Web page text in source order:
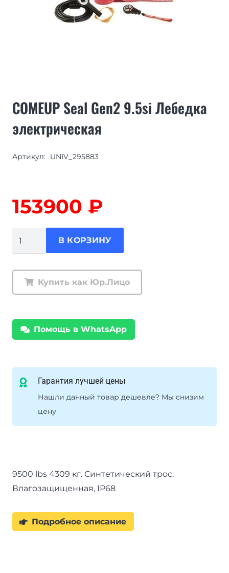
COMEUP Seal Gen2 9.5si Лебедка
электрическая
Артикул: UNIV_295883
153900 ₽
Seal
Gen2
Лебедка
электрическая
В КОРЗИНУ
Купить как Юр.Лицо
Помощь в WhatsApp
Гарантия лучшей цены
Нашли данный товар дешевле? Мы снизим
цену
9500 lbs 4309 кг. Синтетический трос.
Влагозащищенная, IP68
Подробное описание